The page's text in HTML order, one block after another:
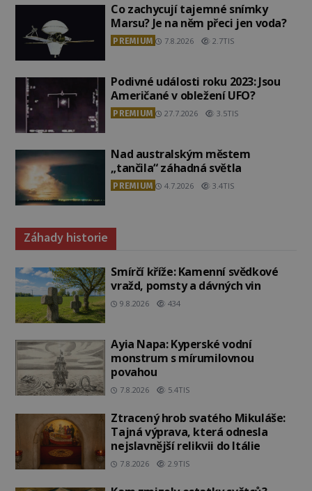
Co zachycují tajemné snímky
Marsu? Je na něm přeci jen voda?
PREMIUM 7.8.2026 2.7TIS
Podivné události roku 2023: Jsou
Američané v obležení UFO?
PREMIUM 27.7.2026 3.5TIS
Nad australským městem
„tančila“ záhadná světla
PREMIUM 4.7.2026 3.4TIS
Záhady historie
Smírčí kříže: Kamenní svědkové
vražd, pomsty a dávných vin
9.8.2026 434
Ayia Napa: Kyperské vodní
monstrum s mírumilovnou
povahou
7.8.2026 5.4TIS
Ztracený hrob svatého Mikuláše:
Tajná výprava, která odnesla
nejslavnější relikvii do Itálie
7.8.2026 2.9TIS